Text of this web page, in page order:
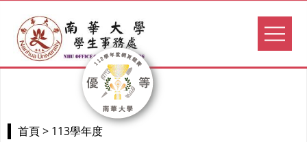
首頁 > 113學年度